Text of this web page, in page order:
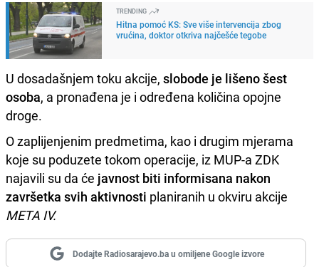
TRENDING
Hitna pomoć KS: Sve više intervencija zbog
vrućina, doktor otkriva najčešće tegobe
U dosadašnjem toku akcije, slobode je lišeno šest
osoba, a pronađena je i određena količina opojne
droge.
O zaplijenjenim predmetima, kao i drugim mjerama
koje su poduzete tokom operacije, iz MUP-a ZDK
najavili su da će javnost biti informisana nakon
završetka svih aktivnosti planiranih u okviru akcije
META IV.
Dodajte Radiosarajevo.ba u omiljene Google izvore